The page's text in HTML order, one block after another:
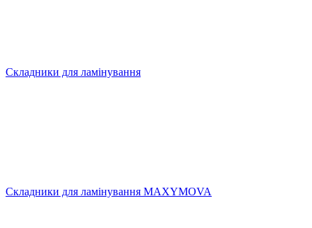
Складники для ламінування
Складники для ламінування MAXYMOVA